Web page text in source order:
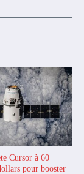
Cursor à 60
pour booster